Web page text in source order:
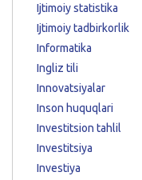
Ijtimoiy statistika
Ijtimoiy tadbirkorlik
Informatika
Ingliz tili
Innovatsiyalar
Inson huquqlari
Investitsion tahlil
Investitsiya
Investiya